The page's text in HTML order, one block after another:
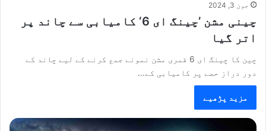
جون 3, 2024
چینی مشن ’چینگ ای 6‘ کامیابی سے چاند پر
اتر گیا
چین کا چینگ ای 6 قمری مشن نمونے جمع کرنے کے لیے چاند کے
دور دراز حصے پر کامیابی کے…
مزید پڑھیے